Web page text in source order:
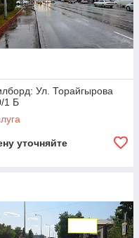
Ул. Торайгырова
1 Б
уточняйте